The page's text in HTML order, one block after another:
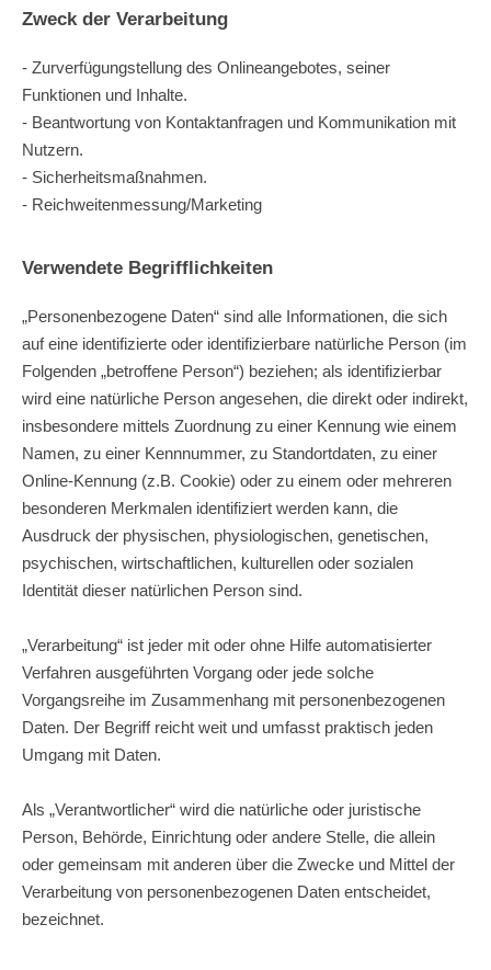
Zweck der Verarbeitung
- Zurverfügungstellung des Onlineangebotes, seiner
Funktionen und Inhalte.
- Beantwortung von Kontaktanfragen und Kommunikation mit
Nutzern.
- Sicherheitsmaßnahmen.
- Reichweitenmessung/Marketing
Verwendete Begrifflichkeiten
„Personenbezogene Daten“ sind alle Informationen, die sich
auf eine identifizierte oder identifizierbare natürliche Person (im
Folgenden „betroffene Person“) beziehen; als identifizierbar
wird eine natürliche Person angesehen, die direkt oder indirekt,
insbesondere mittels Zuordnung zu einer Kennung wie einem
Namen, zu einer Kennnummer, zu Standortdaten, zu einer
Online-Kennung (z.B. Cookie) oder zu einem oder mehreren
besonderen Merkmalen identifiziert werden kann, die
Ausdruck der physischen, physiologischen, genetischen,
psychischen, wirtschaftlichen, kulturellen oder sozialen
Identität dieser natürlichen Person sind.
„Verarbeitung“ ist jeder mit oder ohne Hilfe automatisierter
Verfahren ausgeführten Vorgang oder jede solche
Vorgangsreihe im Zusammenhang mit personenbezogenen
Daten. Der Begriff reicht weit und umfasst praktisch jeden
Umgang mit Daten.
Als „Verantwortlicher“ wird die natürliche oder juristische
Person, Behörde, Einrichtung oder andere Stelle, die allein
oder gemeinsam mit anderen über die Zwecke und Mittel der
Verarbeitung von personenbezogenen Daten entscheidet,
bezeichnet.